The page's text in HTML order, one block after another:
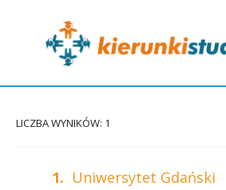
LICZBA WYNIKÓW: 1
1. Uniwersytet Gdański